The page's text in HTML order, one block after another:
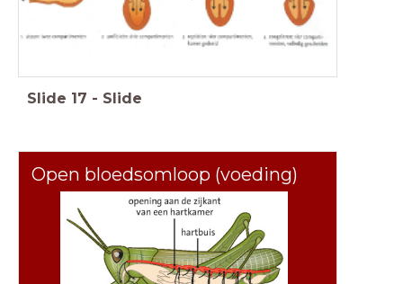
Slide 17 - Slide
Open bloedsomloop (voeding)